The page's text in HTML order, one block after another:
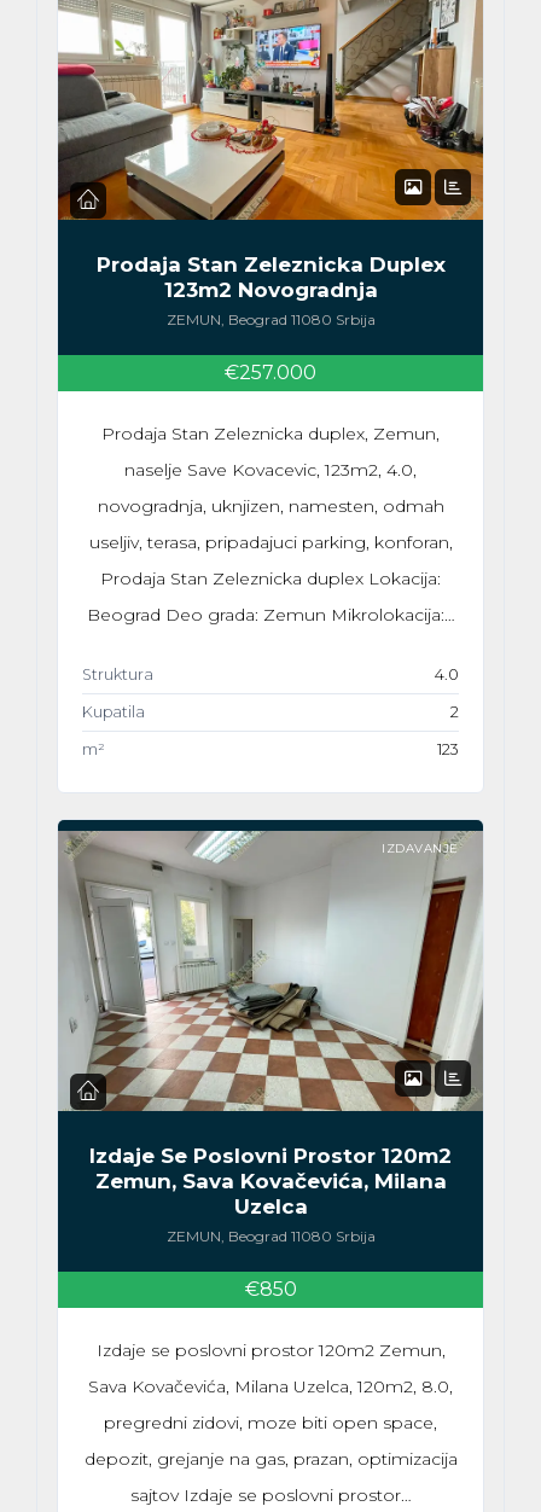
Prodaja Stan Zeleznicka Duplex
123m2 Novogradnja
ZEMUN, Beograd 11080 Srbija
€257.000
Prodaja Stan Zeleznicka duplex, Zemun,
naselje Save Kovacevic, 123m2, 4.0,
novogradnja, uknjizen, namesten, odmah
useljiv, terasa, pripadajuci parking, konforan,
Prodaja Stan Zeleznicka duplex Lokacija:
Beograd Deo grada: Zemun Mikrolokacija:…
Struktura 4.0
Kupatila 2
m² 123
IZDAVANJE
Izdaje Se Poslovni Prostor 120m2
Zemun, Sava Kovačevića, Milana
Uzelca
ZEMUN, Beograd 11080 Srbija
€850
Izdaje se poslovni prostor 120m2 Zemun,
Sava Kovačevića, Milana Uzelca, 120m2, 8.0,
pregredni zidovi, moze biti open space,
depozit, grejanje na gas, prazan, optimizacija
sajtov Izdaje se poslovni prostor…